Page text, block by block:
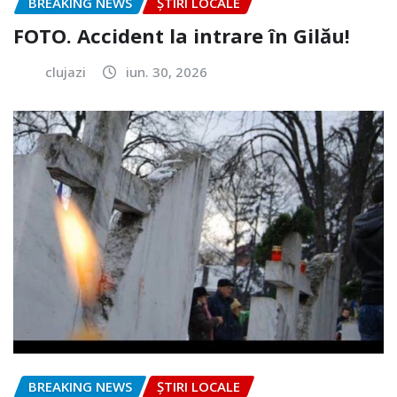
FOTO. Accident la intrare în Gilău!
clujazi iun. 30, 2026
BREAKING NEWS ȘTIRI LOCALE